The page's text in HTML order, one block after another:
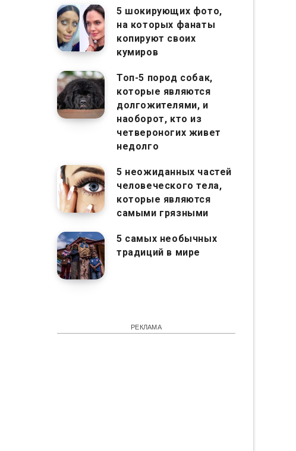
5 шокирующих фото,
на которых фанаты
копируют своих
кумиров
Топ-5 пород собак,
которые являются
долгожителями, и
наоборот, кто из
четвероногих живет
недолго
5 неожиданных частей
человеческого тела,
которые являются
самыми грязными
5 самых необычных
традиций в мире
РЕКЛАМА